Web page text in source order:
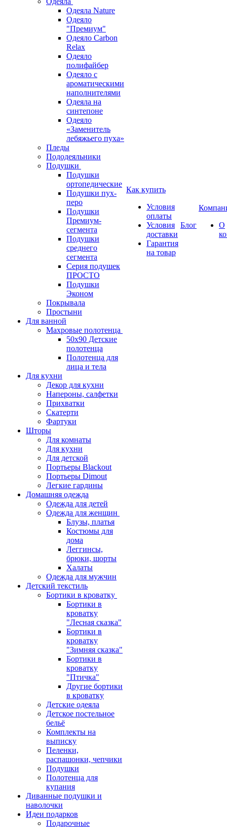
Одеяла Nature
Одеяло
"Премиум"
Одеяло Carbon
Relax
Одеяло
полифайбер
Одеяло с
ароматическими
наполнителями
Одеяла на
синтепоне
Одеяло
«Заменитель
лебяжьего пуха»
Пледы
Пододеяльники
Подушки
Подушки
ортопедические
Подушки пух-
перо
Подушки
Премиум-
сегмента
Подушки
среднего
сегмента
Серия подушек
ПРОСТО
Подушки
Эконом
Покрывала
Простыни
Для ванной
Махровые полотенца
50х90 Детские
полотенца
Полотенца для
лица и тела
Для кухни
Декор для кухни
Напероны, салфетки
Прихватки
Скатерти
Фартуки
Шторы
Для комнаты
Для кухни
Для детской
Портьеры Blackout
Портьеры Dimout
Легкие гардины
Домашняя одежда
Одежда для детей
Одежда для женщин
Блузы, платья
Костюмы для
дома
Леггинсы,
брюки, шорты
Халаты
Одежда для мужчин
Детский текстиль
Бортики в кроватку
Бортики в
кроватку
"Лесная сказка"
Бортики в
кроватку
"Зимняя сказка"
Бортики в
кроватку
"Птичка"
Другие бортики
в кроватку
Детские одеяла
Детское постельное
бельё
Комплекты на
выписку
Пеленки,
распашонки, чепчики
Подушки
Полотенца для
купания
Диванные подушки и
наволочки
Идеи подарков
Подарочные
Как купить
Условия
оплаты
Условия
доставки
Гарантия
на товар
Блог
О